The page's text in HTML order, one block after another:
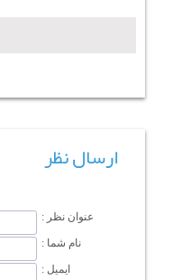
ارسال نظر
عنوان نظر :
نام شما :
ایمیل :